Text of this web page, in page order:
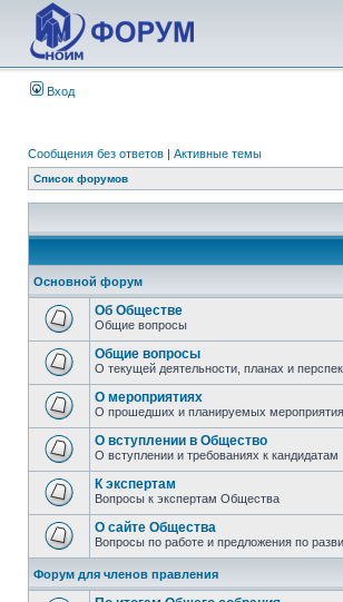
Вход
Сообщения без ответов | Активные темы
Список форумов
Основной форум
Об Обществе
Общие вопросы
Общие вопросы
О текущей деятельности, планах и
О мероприятиях
О прошедших и планируемых
О вступлении в Общество
О вступлении и требованиях к кандидатам
К экспертам
Вопросы к экспертам Общества
О сайте Общества
Вопросы по работе и предложения по
Форум для членов правления